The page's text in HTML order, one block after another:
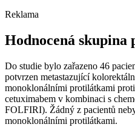
Reklama
Hodnocená skupina
Do studie bylo zařazeno 46
potvrzen metastazující
monoklonálními protilátkami
cetuximabem v kombinaci s
FOLFIRI). Žádný z pacientů
monoklonálními protilátkami.